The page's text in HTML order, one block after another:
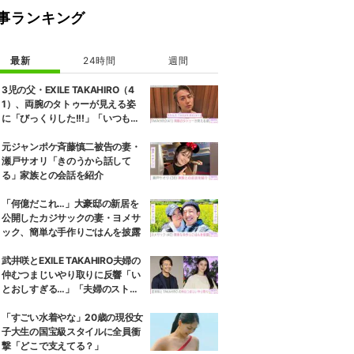
ランキング
最新 24時間 週間
3児の父・EXILE TAKAHIRO（4
1）、両腕のタトゥーが見える姿
に「びっくりした!!!」「いつもと
の反響
元ジャンポケ斉藤慎二被告の妻・
瀬戸サオリ「きのうから話して
る」家族との会話を紹介
「何億だこれ…」大豪邸の新居を
公開したカジサックの妻・ヨメサ
ック、簡単な手作りごはんを披露
武井咲とEXILE TAKAHIRO夫婦の
仲むつまじいやり取りに反響「い
とおしすぎる…」「夫婦のストー
「すごい水着やな」20歳の現役女
子大生の国宝級スタイルに全員衝
撃「どこで支えてる？」